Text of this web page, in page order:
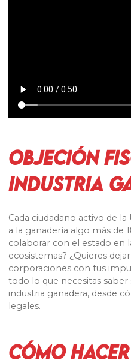
OBJECIÓN
INDUSTRIA
Cada ciudadano activo de
a la ganadería algo más de
colaborar con el estado en
ecosistemas? ¿Quieres
corporaciones con tus
todo lo que necesitas
industria ganadera, desde
legales.
Cómo